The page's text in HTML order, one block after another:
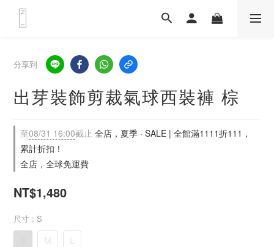
分享到
出芽裝飾剪裁氣球西裝褲 棕
至08/31 16:00截止 全店，夏季 · SALE | 全館滿1111折111，
累計折扣！
全店，全球免運費
NT$1,480
尺寸 : S
M L